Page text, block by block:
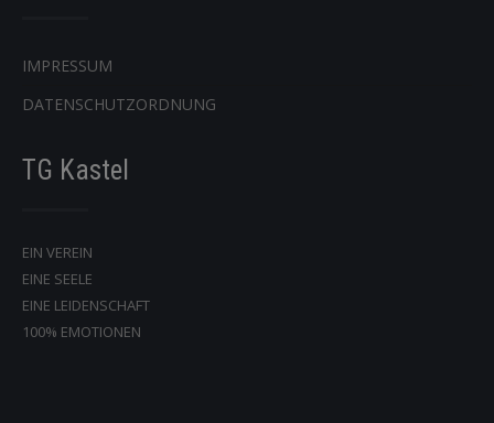
IMPRESSUM
DATENSCHUTZORDNUNG
TG Kastel
EIN VEREIN
EINE SEELE
EINE LEIDENSCHAFT
100% EMOTIONEN